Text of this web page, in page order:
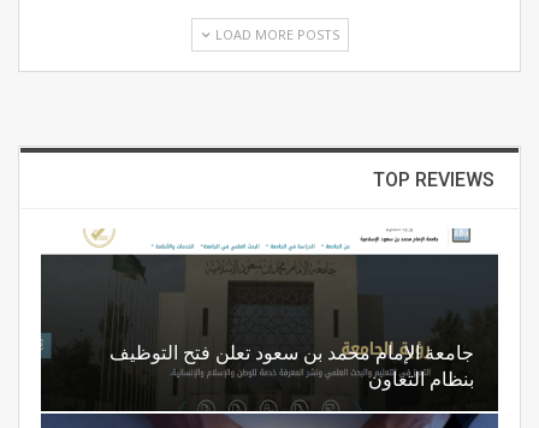
LOAD MORE POSTS
TOP REVIEWS
جامعة الإمام محمد بن سعود تعلن فتح التوظيف
بنظام التعاون